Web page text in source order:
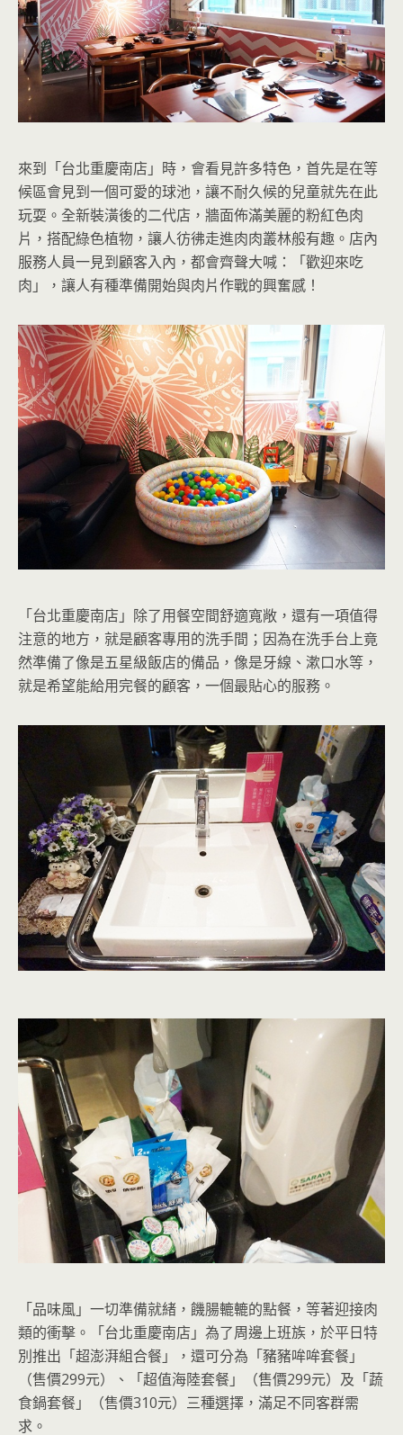
來到「台北重慶南店」時，會看見許多特色，首先是在等
候區會見到一個可愛的球池，讓不耐久候的兒童就先在此
玩耍。全新裝潢後的二代店，牆面佈滿美麗的粉紅色肉
片，搭配綠色植物，讓人彷彿走進肉肉叢林般有趣。店內
服務人員一見到顧客入內，都會齊聲大喊：「歡迎來吃
肉」，讓人有種準備開始與肉片作戰的興奮感！
「台北重慶南店」除了用餐空間舒適寬敞，還有一項值得
注意的地方，就是顧客專用的洗手間；因為在洗手台上竟
然準備了像是五星級飯店的備品，像是牙線、漱口水等，
就是希望能給用完餐的顧客，一個最貼心的服務。
「品味風」一切準備就緒，饑腸轆轆的點餐，等著迎接肉
類的衝擊。「台北重慶南店」為了周邊上班族，於平日特
別推出「超澎湃組合餐」，還可分為「豬豬哞哞套餐」
（售價299元）、「超值海陸套餐」（售價299元）及「蔬
食鍋套餐」（售價310元）三種選擇，滿足不同客群需
求。